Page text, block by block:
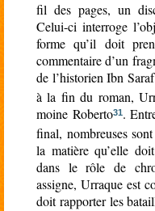
fil des pages, un
Celui-ci interroge
forme qu’il doit
commentaire d’un
de l’historien Ibn
à la fin du roman,
moine Roberto31.
final, nombreuses
la matière qu’elle
dans le rôle de
assigne, Urraque est
doit rapporter les